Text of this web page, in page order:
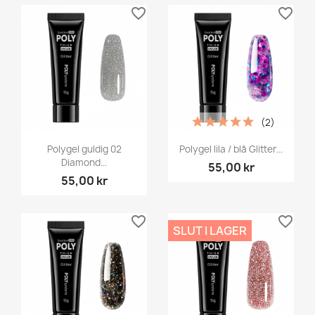
Polygel guldig 02
Diamond...
55,00 kr
favorite_border
Polygel lila / blå Glitter...
55,00 kr
(2)
favorite_border
favorite_border
SLUT I LAGER
favorite_border